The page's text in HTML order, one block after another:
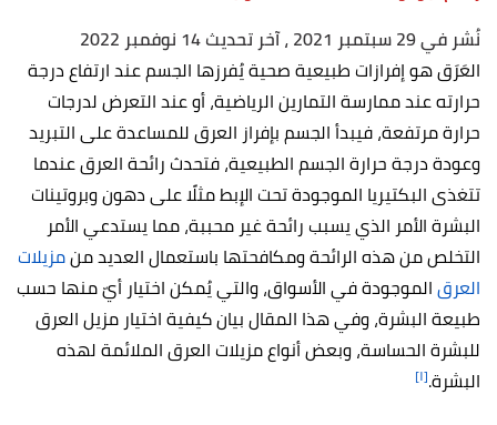
نُشر في 29 سبتمبر 2021
، آخر تحديث 14 نوفمبر 2022
العَرَق هو إفرازات طبيعية صحية يُفرزها الجسم عند ارتفاع درجة
حرارته عند ممارسة التمارين الرياضية، أو عند التعرض لدرجات
حرارة مرتفعة، فيبدأ الجسم بإفراز العرق للمساعدة على التبريد
وعودة درجة حرارة الجسم الطبيعية، فتحدث رائحة العرق عندما
تتغذى البكتيريا الموجودة تحت الإبط مثلًا على دهون وبروتينات
البشرة الأمر الذي يسبب رائحة غير محببة، مما يستدعي الأمر
التخلص من هذه الرائحة ومكافحتها باستعمال العديد منمزيلات
العرقالموجودة في الأسواق، والتي يُمكن اختيار أيّ منها حسب
طبيعة البشرة، وفي هذا المقال بيان كيفية اختيار مزيل العرق
للبشرة الحساسة، وبعض أنواع مزيلات العرق الملائمة لهذه
البشرة.[١]